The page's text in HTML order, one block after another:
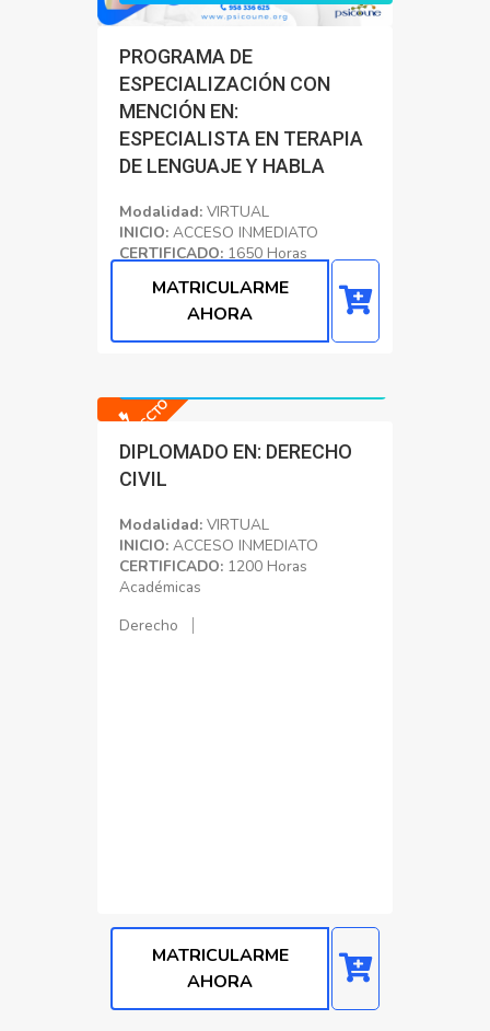
PROGRAMA DE
ESPECIALIZACIÓN CON
MENCIÓN EN:
ESPECIALISTA EN TERAPIA
DE LENGUAJE Y HABLA
Modalidad: VIRTUAL
INICIO: ACCESO INMEDIATO
CERTIFICADO: 1650 Horas
Educacion
MATRICULARME
AHORA
-99% DSCTO
DIPLOMADO EN: DERECHO
CIVIL
Modalidad: VIRTUAL
INICIO: ACCESO INMEDIATO
CERTIFICADO: 1200 Horas
Académicas
Derecho
MATRICULARME
AHORA